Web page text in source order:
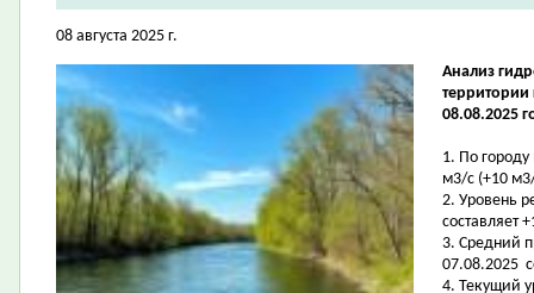
08 августа 2025 г.
Анализ
территории
08.08.2025
1. По
м3/с (+10
2. Уровень
составляет
3. Средний
07.08.2025
4. Текущий